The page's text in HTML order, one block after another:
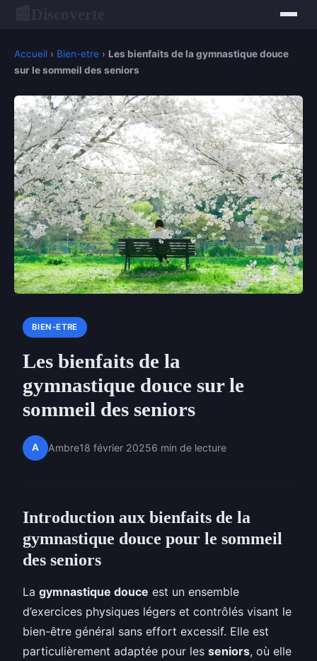
Accueil › Bien-etre › Les bienfaits de la gymnastique douce
sur le sommeil des seniors
BIEN-ETRE
Les bienfaits de la
gymnastique douce sur le
sommeil des seniors
A Ambre18 février 20256 min de lecture
Introduction aux bienfaits de la
gymnastique douce pour le sommeil
des seniors
La gymnastique douce est un ensemble
d’exercices physiques légers et contrôlés visant le
bien-être général sans effort excessif. Elle est
particulièrement adaptée pour les seniors, où elle